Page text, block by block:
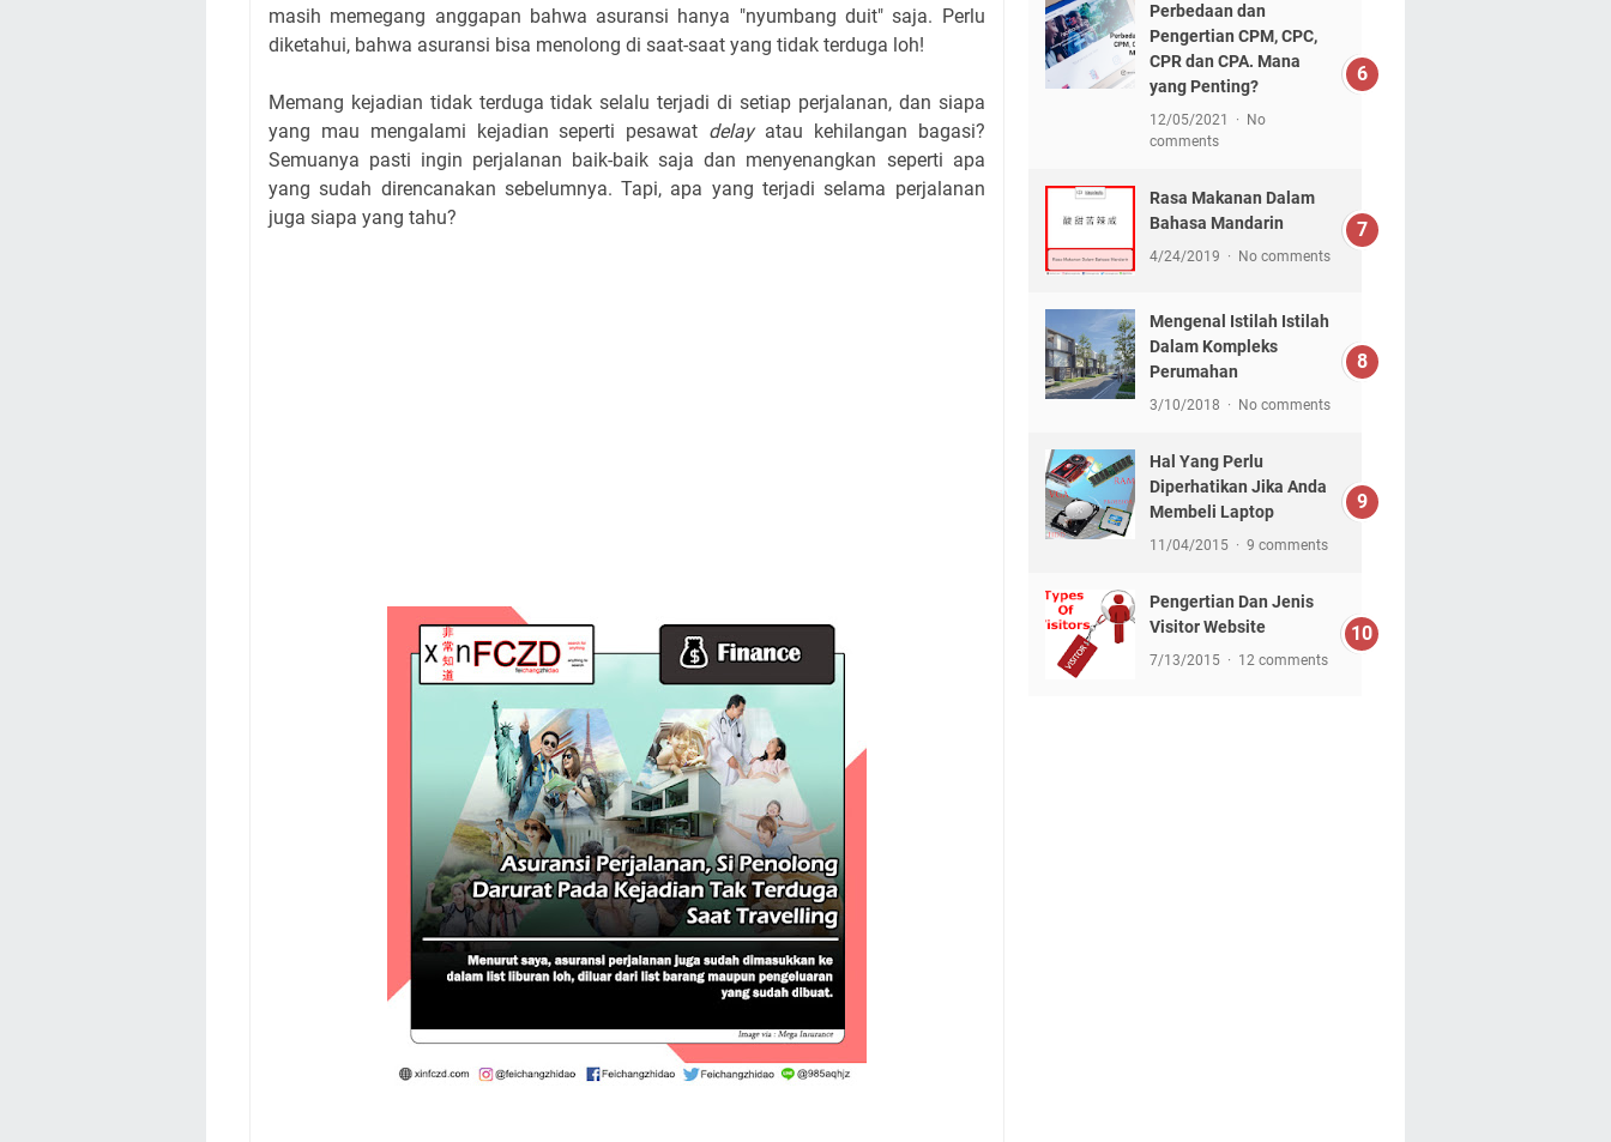
masih memegang anggapan bahwa asuransi hanya "nyumbang duit" saja. Perlu
diketahui, bahwa asuransi bisa menolong di saat-saat yang tidak terduga loh!
Memang kejadian tidak terduga tidak selalu terjadi di setiap perjalanan, dan siapa
yang mau mengalami kejadian seperti pesawat delayatau kehilangan bagasi?
Semuanya pasti ingin perjalanan baik-baik saja dan menyenangkan seperti apa
yang sudah direncanakan sebelumnya. Tapi, apa yang terjadi selama perjalanan
juga siapa yang tahu?
Perbedaan dan
Pengertian CPM, CPC,
CPR dan CPA. Mana
yang Penting?
12/05/2021
No
comments
Rasa Makanan Dalam
Bahasa Mandarin
4/24/2019 No comments
Mengenal Istilah Istilah
Dalam Kompleks
Perumahan
3/10/2018 No comments
Hal Yang Perlu
Diperhatikan Jika Anda
Membeli Laptop
11/04/2015 9 comments
Pengertian Dan Jenis
Visitor Website
7/13/2015 12 comments